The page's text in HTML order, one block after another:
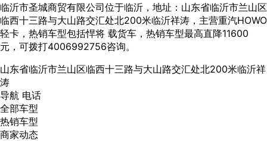
临沂市圣城商贸有限公司位于临沂，地址：山东省临沂市兰山区
临西十三路与大山路交汇处北200米临沂祥涛，主营重汽HOWO
轻卡，热销车型包括悍将 载货车，热销车型最高直降11600
元，可拨打4006992756咨询。
山东省临沂市兰山区临西十三路与大山路交汇处北200米临沂祥
涛
导航 电话
全部车型
热销车型
商家动态